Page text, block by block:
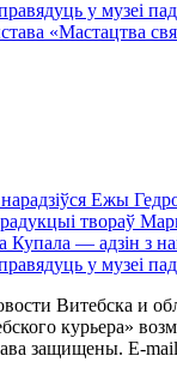
у музеі
«Мастацтва
Ежы
твораў
Купала — адзін з
у музеі
Витебска и
курьера»
защищены. E-